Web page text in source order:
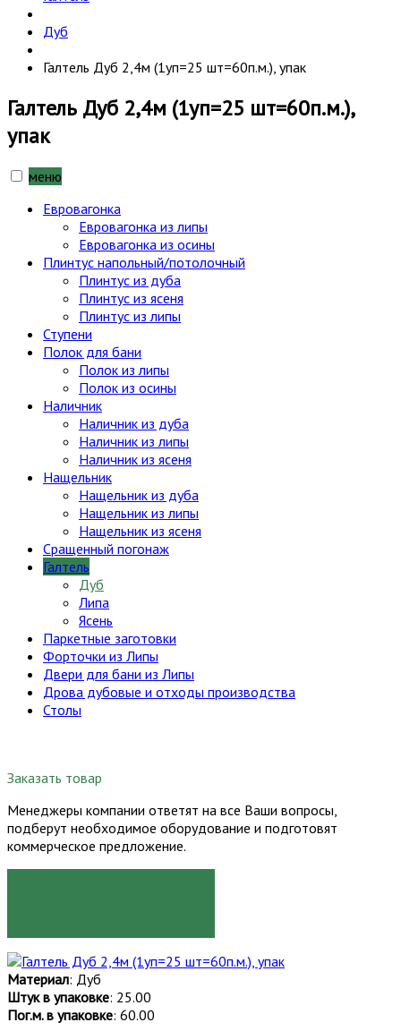
Дуб
Галтель Дуб 2,4м (1уп=25 шт=60п.м.), упак
Галтель Дуб 2,4м (1уп=25 шт=60п.м.),
упак
меню
Евровагонка
Евровагонка из липы
Евровагонка из осины
Плинтус напольный/потолочный
Плинтус из дуба
Плинтус из ясеня
Плинтус из липы
Ступени
Полок для бани
Полок из липы
Полок из осины
Наличник
Наличник из дуба
Наличник из липы
Наличник из ясеня
Нащельник
Нащельник из дуба
Нащельник из липы
Нащельник из ясеня
Сращенный погонаж
Галтель
Дуб
Липа
Ясень
Паркетные заготовки
Форточки из Липы
Двери для бани из Липы
Дрова дубовые и отходы производства
Столы
Заказать товар
Менеджеры компании ответят на все Ваши вопросы,
подберут необходимое оборудование и подготовят
коммерческое предложение.
Материал: Дуб
Штук в упаковке: 25.00
Пог.м. в упаковке: 60.00